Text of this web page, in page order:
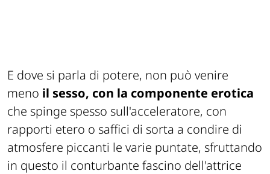
E dove si parla di potere, non può venire
meno il sesso, con la componente erotica
che spinge spesso sull'acceleratore, con
rapporti etero o saffici di sorta a condire di
atmosfere piccanti le varie puntate, sfruttando
in questo il conturbante fascino dell'attrice